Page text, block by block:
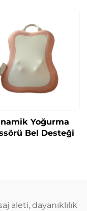
Yoğurma
Bel Desteği
aleti, dayanıklılık